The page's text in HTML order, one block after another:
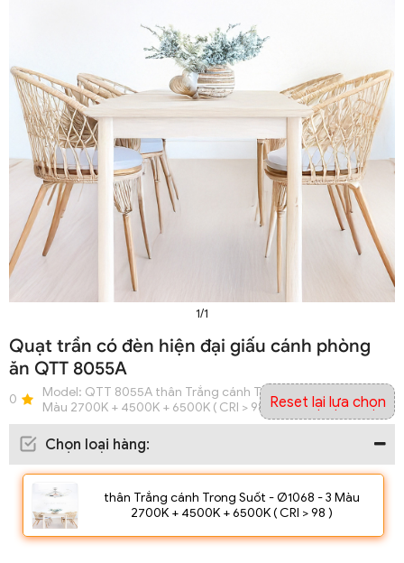
1/1
Quạt trần có đèn hiện đại giấu cánh phòng
ăn QTT 8055A
0 Model: QTT 8055A thân Trắng cánh Trong Suốt - Ø1068 - 3
Màu 2700K + 4500K + 6500K ( CRI > 98 )
Chọn loại hàng:
thân Trắng cánh Trong Suốt - Ø1068 - 3 Màu
2700K + 4500K + 6500K ( CRI > 98 )
Reset lại lựa chọn